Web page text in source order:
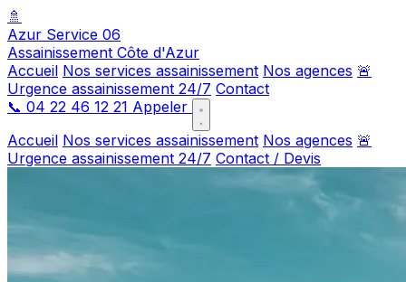
🚿
Azur Service 06
Assainissement Côte d'Azur
Accueil Nos services assainissement Nos agences 🚨
Urgence assainissement 24/7 Contact
📞 04 22 46 12 21 Appeler
Accueil Nos services assainissement Nos agences 🚨
Urgence assainissement 24/7 Contact / Devis